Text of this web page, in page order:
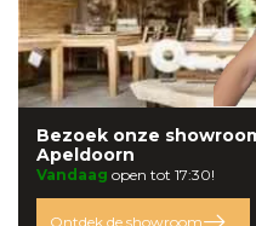
Bezoek onze
Apeldoorn
Vandaag open tot 17:30!
Ontdek de showroom